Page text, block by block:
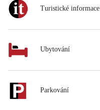
Turistické informace
Ubytování
Parkování